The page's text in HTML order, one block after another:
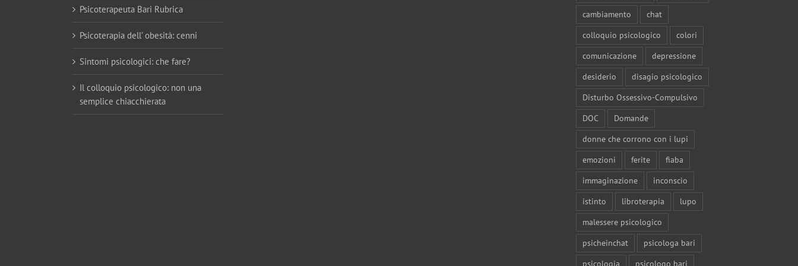
Psicoterapeuta Bari Rubrica
Psicoterapia dell’ obesità: cenni
Sintomi psicologici: che fare?
Il colloquio psicologico: non una
semplice chiacchierata
cambiamento
chat
colloquio psicologico
colori
comunicazione
depressione
desiderio
disagio psicologico
Disturbo Ossessivo-Compulsivo
DOC
Domande
donne che corrono con i lupi
emozioni
ferite
fiaba
immaginazione
inconscio
istinto
libroterapia
lupo
malessere psicologico
psicheinchat
psicologa bari
psicologia
psicologo bari